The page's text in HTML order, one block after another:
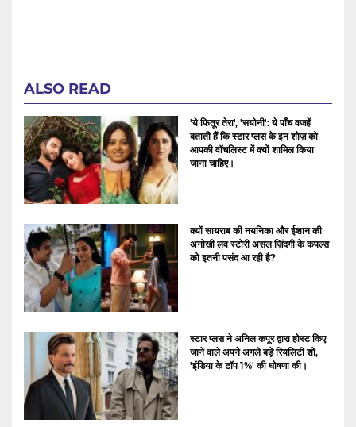
ALSO READ
'ये फितूर तेरा', 'सयोनी': ये पाँच वजहें
बताती हैं कि स्टार प्लस के इन शोज़ को
आपकी वॉचलिस्ट में क्यों शामिल किया
जाना चाहिए।
क्यों सायराब की नयनिका और ईशान की
अनोखी लव स्टोरी असल ज़िंदगी के कपल्स
को इतनी पसंद आ रही है?
स्टार प्लस ने अनिल कपूर द्वारा होस्ट किए
जाने वाले अपने अगले बड़े रियलिटी शो,
'इंडिया के टॉप 1%' की घोषणा की।